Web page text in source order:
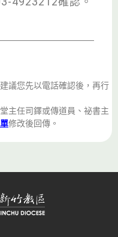
議您先以電話確認後，再行
主任司鐸或傳道員、祕書主
修改後回傳。